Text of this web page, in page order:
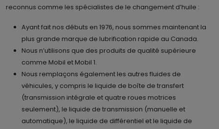
reconnus comme les spécialistes de le changement d’huile :
Ayant fait nos débuts en 1976, nous sommes maintenant la
plus grande marque de lubrification rapide au Canada.
Nous n’utilisons que des produits de qualité supérieure
comme Mobil et Mobil 1.
Nous remplaçons également les autres fluides de
véhicules, y compris le liquide de boîte de transfert
(transmission intégrale et quatre roues motrices
seulement), le liquide de transmission (manuelle et
automatique), le liquide de différentiel et le liquide de